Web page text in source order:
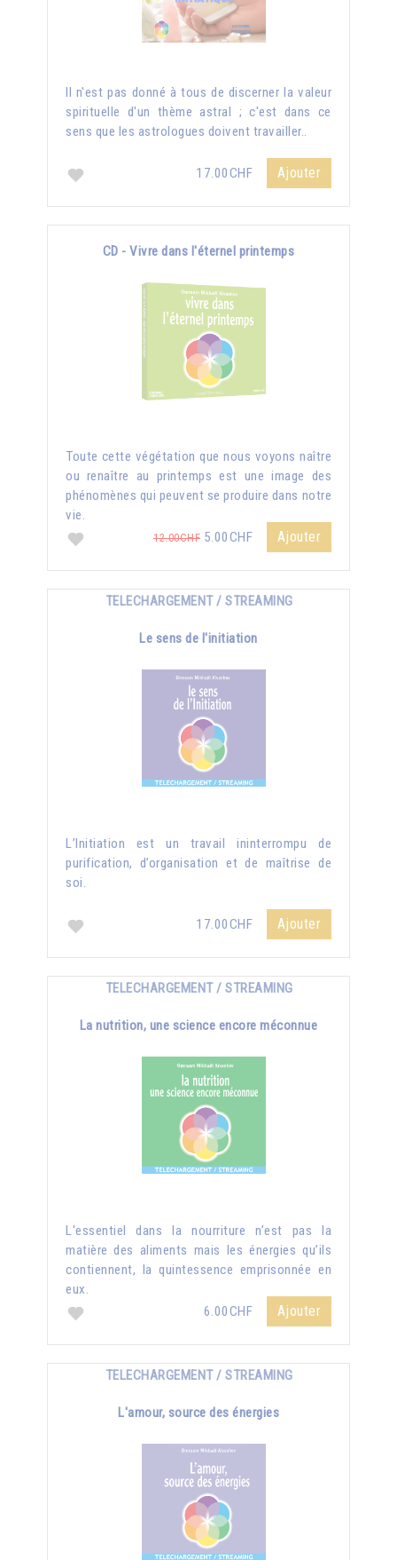
Il n'est pas donné à tous de discerner la valeur
spirituelle d'un thème astral ; c'est dans ce
sens que les astrologues doivent travailler..
17.00CHF Ajouter
CD - Vivre dans l'éternel printemps
Toute cette végétation que nous voyons naître
ou renaître au printemps est une image des
phénomènes qui peuvent se produire dans notre
vie.
12.00CHF 5.00CHF Ajouter
TELECHARGEMENT / STREAMING
Le sens de l'initiation
L’Initiation est un travail ininterrompu de
purification, d’organisation et de maîtrise de
soi.
17.00CHF Ajouter
TELECHARGEMENT / STREAMING
La nutrition, une science encore méconnue
L'essentiel dans la nourriture n’est pas la
matière des aliments mais les énergies qu’ils
contiennent, la quintessence emprisonnée en
eux.
6.00CHF
Ajouter
TELECHARGEMENT / STREAMING
L'amour, source des énergies